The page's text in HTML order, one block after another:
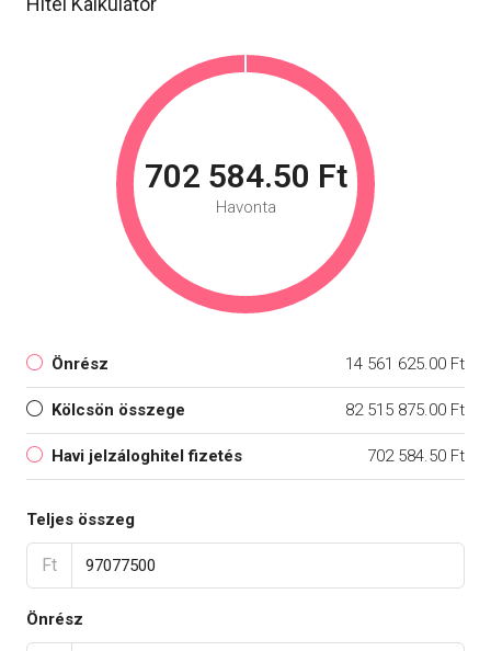
702 584.50 Ft
Havonta
Önrész 14 561 625.00 Ft
Kölcsön összege 82 515 875.00 Ft
Havi jelzáloghitel fizetés 702 584.50 Ft
Teljes összeg
Ft
Önrész